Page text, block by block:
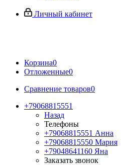
Личный кабинет
Корзина0
Отложенные0
Сравнение товаров0
+79068815551
Назад
Телефоны
+79068815551 Анна
+79068815550 Мария
+79048641160 Яна
Заказать звонок